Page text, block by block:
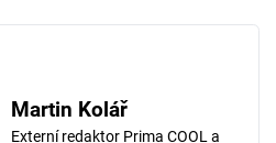
Martin Kolář
Externí redaktor Prima COOL a